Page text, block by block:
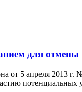
для
5 апреля 2013 г.